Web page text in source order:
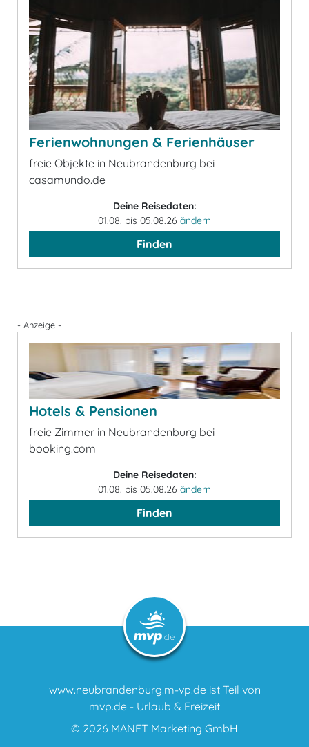
Ferienwohnungen & Ferienhäuser
freie Objekte in Neubrandenburg bei
casamundo.de
Deine Reisedaten:
01.08. bis 05.08.26 ändern
Finden
- Anzeige -
Hotels & Pensionen
freie Zimmer in Neubrandenburg bei
booking.com
Deine Reisedaten:
01.08. bis 05.08.26 ändern
Finden
www.neubrandenburg.m-vp.de ist Teil von
mvp.de - Urlaub & Freizeit
© 2026 MANET Marketing GmbH